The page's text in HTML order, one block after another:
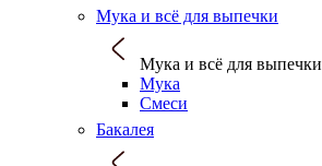
Мука и всё для выпечки
Мука и всё для выпечки
Мука
Смеси
Бакалея